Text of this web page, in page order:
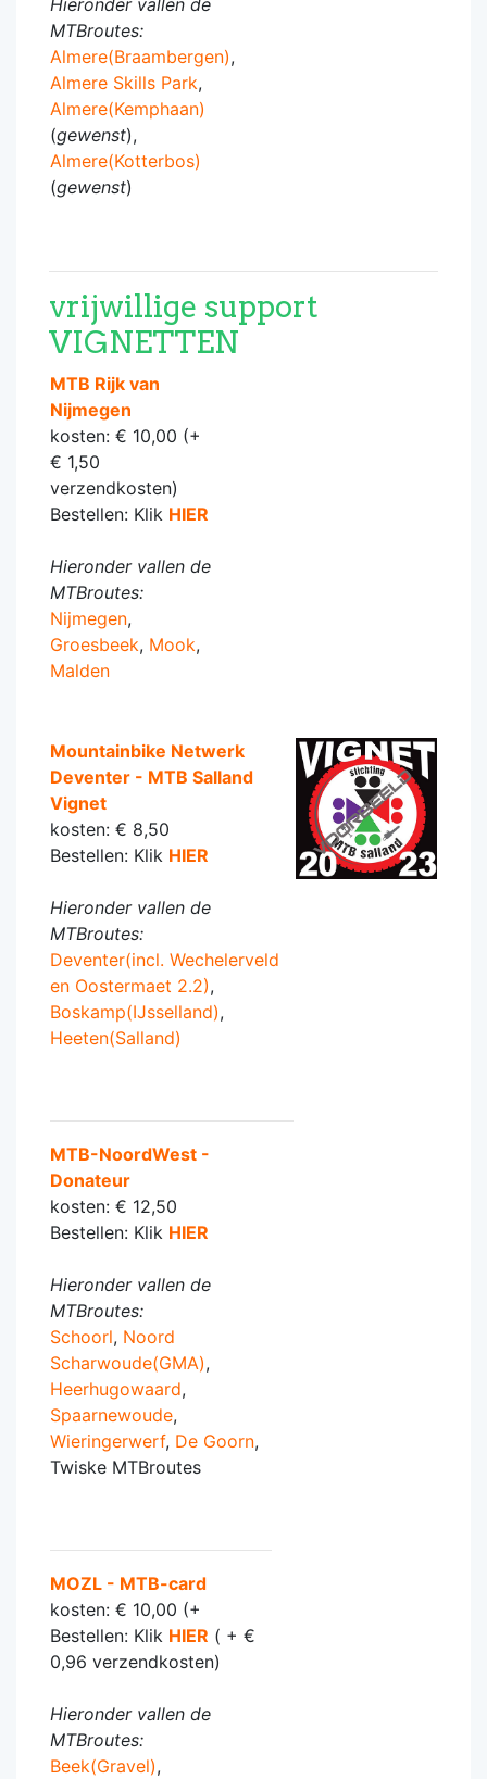
MTBroutes:
Almere(Braambergen),
Almere Skills Park,
Almere(Kemphaan)
(gewenst),
Almere(Kotterbos)
(gewenst)
vrijwillige support
VIGNETTEN
MTB Rijk van
Nijmegen
kosten: € 10,00 (+
€ 1,50
verzendkosten)
Bestellen: Klik HIER
Hieronder vallen de
MTBroutes:
Nijmegen,
Groesbeek, Mook,
Malden
Mountainbike Netwerk
Deventer - MTB Salland
Vignet
kosten: € 8,50
Bestellen: Klik HIER
Hieronder vallen de
MTBroutes:
Deventer(incl. Wechelerveld
en Oostermaet 2.2),
Boskamp(IJsselland),
Heeten(Salland)
MTB-NoordWest -
Donateur
kosten: € 12,50
Bestellen: Klik HIER
Hieronder vallen de
MTBroutes:
Schoorl, Noord
Scharwoude(GMA),
Heerhugowaard,
Spaarnewoude,
Wieringerwerf, De Goorn,
Twiske MTBroutes
MOZL - MTB-card
kosten: € 10,00 (+
Bestellen: Klik HIER ( + €
0,96 verzendkosten)
Hieronder vallen de
MTBroutes:
Beek(Gravel),